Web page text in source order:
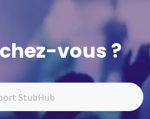
vous ?